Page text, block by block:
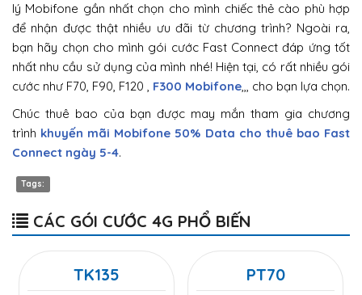
lý Mobifone gần nhất chọn cho mình chiếc thẻ cào phù hợp
để nhận được thật nhiều ưu đãi từ chương trình? Ngoài ra,
bạn hãy chọn cho mình gói cước Fast Connect đáp ứng tốt
nhất nhu cầu sử dụng của mình nhé! Hiện tại, có rất nhiều gói
cước như F70, F90, F120 , F300 Mobifone,,, cho bạn lựa chọn.
Chúc thuê bao của bạn được may mắn tham gia chương
trình khuyến mãi Mobifone 50% Data cho thuê bao Fast
Connect ngày 5-4.
Tags:
CÁC GÓI CƯỚC 4G PHỔ BIẾN
TK135 PT70